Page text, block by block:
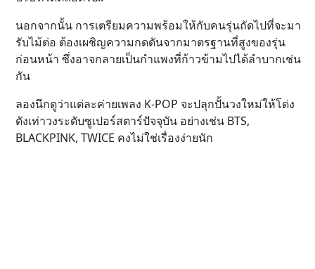
นอกจากนั้น การเตรียมความพร้อมให้กับคนรุ่นถัดไปที่จะมา
รับไม้ต่อ ต้องเผชิญความกดดันจากมาตรฐานที่สูงของรุ่น
ก่อนหน้า ซึ่งอาจกลายเป็นกำแพงที่ก้าวข้ามไปได้ลำบากเช่น
กัน
ลองนึกดูว่าแต่ละค่ายเพลง K-POP จะปลุกปั้นวงใหม่ให้โด่ง
ดังเท่าวงระดับซูเปอร์สตาร์ปัจจุบัน อย่างเช่น BTS,
BLACKPINK, TWICE คงไม่ใช่เรื่องง่ายนัก